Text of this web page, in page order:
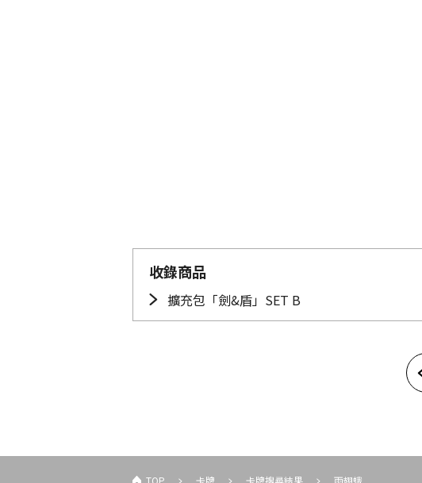
收錄商品
擴充包「劍&盾」SET B
TOP 卡牌 卡牌搜尋結果 雨翅蛾